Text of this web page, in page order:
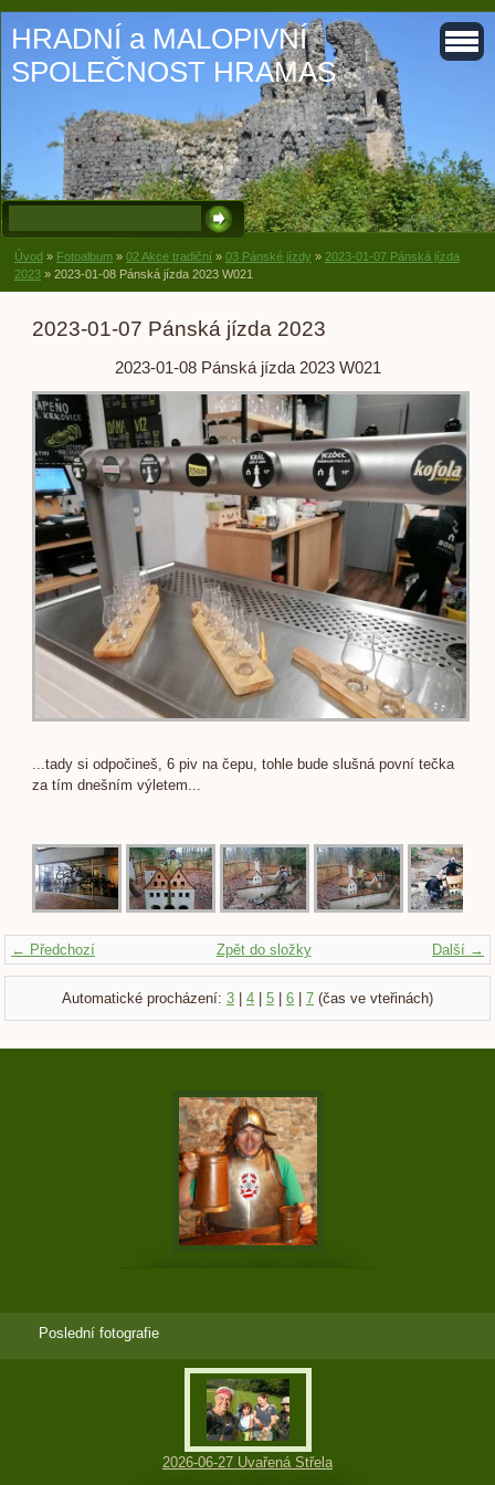
HRADNÍ a MALOPIVNÍ
SPOLEČNOST HRAMAS
Úvod » Fotoalbum » 02 Akce tradiční » 03 Pánské jízdy » 2023-01-07 Pánská jízda
2023 » 2023-01-08 Pánská jízda 2023 W021
2023-01-07 Pánská jízda 2023
2023-01-08 Pánská jízda 2023 W021
...tady si odpočineš, 6 piv na čepu, tohle bude slušná povní tečka
za tím dnešním výletem...
← Předchozí Další →
Zpět do složky
Automatické procházení: 3 | 4 | 5 | 6 | 7 (čas ve vteřinách)
Poslední fotografie
2026-06-27 Uvařená Střela